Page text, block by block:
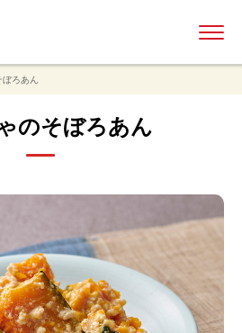
ろあん
のそぼろあん